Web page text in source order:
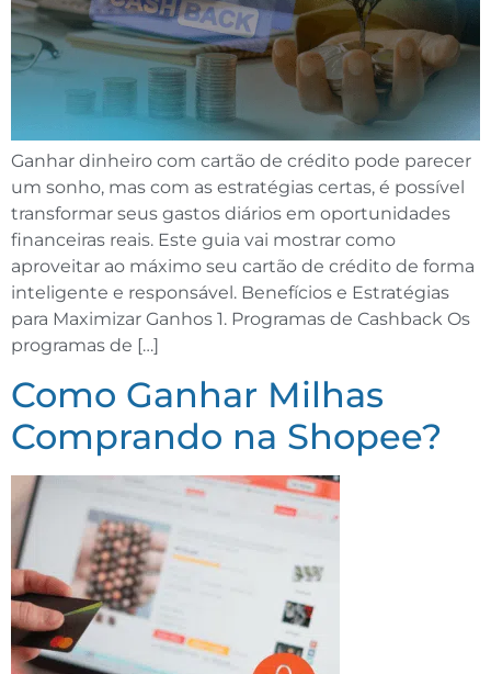
Ganhar dinheiro com cartão de crédito pode parecer
um sonho, mas com as estratégias certas, é possível
transformar seus gastos diários em oportunidades
financeiras reais. Este guia vai mostrar como
aproveitar ao máximo seu cartão de crédito de forma
inteligente e responsável. Benefícios e Estratégias
para Maximizar Ganhos 1. Programas de Cashback Os
programas de […]
Como Ganhar Milhas
Comprando na Shopee?